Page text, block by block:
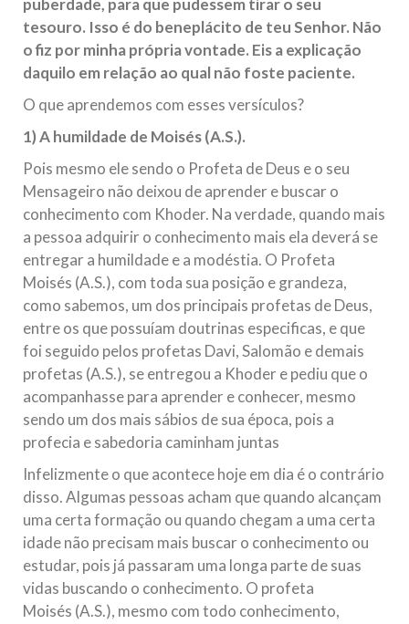
puberdade, para que pudessem tirar o seu
tesouro. Isso é do beneplácito de teu Senhor. Não
o fiz por minha própria vontade. Eis a explicação
daquilo em relação ao qual não foste paciente.
O que aprendemos com esses versículos?
1) A humildade de Moisés (A.S.).
Pois mesmo ele sendo o Profeta de Deus e o seu
Mensageiro não deixou de aprender e buscar o
conhecimento com Khoder. Na verdade, quando mais
a pessoa adquirir o conhecimento mais ela deverá se
entregar a humildade e a modéstia. O Profeta
Moisés (A.S.), com toda sua posição e grandeza,
como sabemos, um dos principais profetas de Deus,
entre os que possuíam doutrinas especificas, e que
foi seguido pelos profetas Davi, Salomão e demais
profetas (A.S.), se entregou a Khoder e pediu que o
acompanhasse para aprender e conhecer, mesmo
sendo um dos mais sábios de sua época, pois a
profecia e sabedoria caminham juntas
Infelizmente o que acontece hoje em dia é o contrário
disso. Algumas pessoas acham que quando alcançam
uma certa formação ou quando chegam a uma certa
idade não precisam mais buscar o conhecimento ou
estudar, pois já passaram uma longa parte de suas
vidas buscando o conhecimento. O profeta
Moisés (A.S.), mesmo com todo conhecimento,